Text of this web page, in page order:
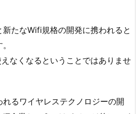
たなWifi規格の開発に携われると
なくなるということではありませ
るワイヤレステクノロジーの開